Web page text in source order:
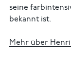
seine
bekannt ist.
Mehr über Henri